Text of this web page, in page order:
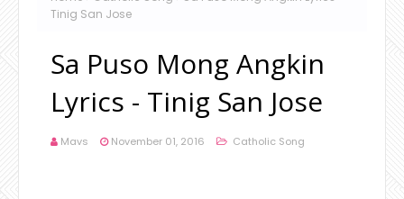
Tinig San Jose
Sa Puso Mong Angkin
Lyrics - Tinig San Jose
Mavs November 01, 2016 Catholic Song